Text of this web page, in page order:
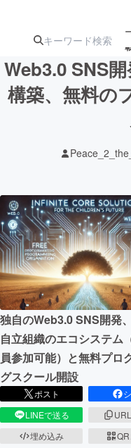
注目
テクノロジー
映像・映画
ビジネス・
まちづくり・
CAMPFIRE for
CAMPFIREふるさ
Web3.0 SNS
構築、無料の
独自のWeb3.0 SNS開発
自立組織のエコシステム
員参加可能）と無料プロ
グスクール開設
ポスト
LINEで送る
埋め込み